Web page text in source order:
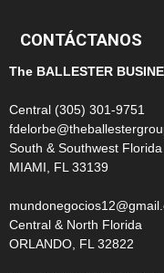
CONTÁCTANOS
The BALLESTER
Central (305) 301-9751
South & Southwest Florida
MIAMI, FL 33139
Central & North Florida
ORLANDO, FL 32822